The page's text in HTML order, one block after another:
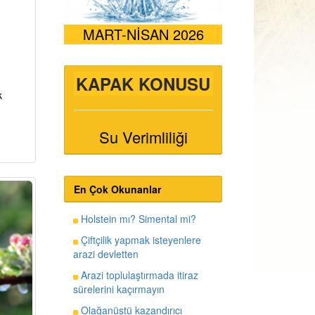
MART-NİSAN 2026
KAPAK KONUSU
Su Verimliliği
En Çok Okunanlar
Holstein mı? Simental mi?
Çiftçilik yapmak isteyenlere
arazi devletten
Arazi toplulaştırmada itiraz
sürelerini kaçırmayın
Olağanüstü kazandırıcı